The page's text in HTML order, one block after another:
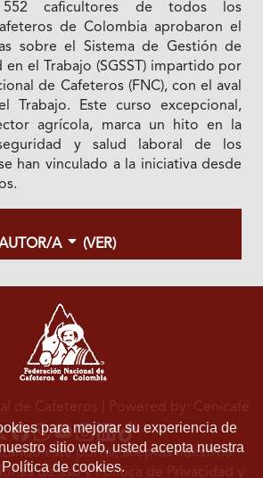
caficultores de todos los
de Colombia aprobaron el
sobre el Sistema de Gestión de
en el Trabajo (SGSST) impartido por
de Cafeteros (FNC), con el aval
Trabajo. Este curso excepcional,
agrícola, marca un hito en la
y salud laboral de los
han vinculado a la iniciativa desde
A (VER)
para mejorar su experiencia de
sitio web, usted acepta nuestra
Política de cookies.
de Cafeteros | Powered by: Cenicafé
este portal, aceptas nuestros
de usoyPolítica de Privacidad y